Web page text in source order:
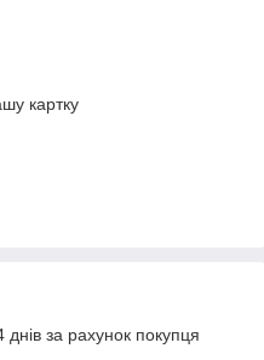
картку
за рахунок покупця